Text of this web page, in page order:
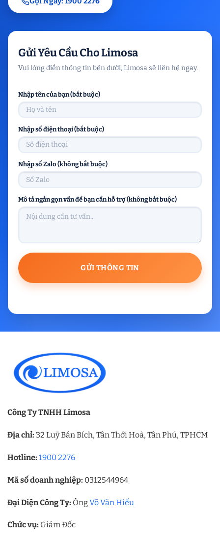
Gửi Yêu Cầu Cho Limosa
Vui lòng điền thông tin bên dưới, Limosa sẽ liên hệ ngay.
Nhập tên của bạn (bắt buộc)
Nhập số điện thoại (bắt buộc)
Nhập số Zalo (không bắt buộc)
Mô tả ngắn gọn vấn đề bạn cần hỗ trợ (không bắt buộc)
Công Ty TNHH Limosa
Địa chỉ: 32 Luỹ Bán Bích, Tân Thới Hoà, Tân Phú, TPHCM
Hotline: 1900 2276
Mã số doanh nghiệp: 0312544964
Đại Diện Công Ty: ÔngVõ Văn Hiếu
Chức vụ: Giám Đốc